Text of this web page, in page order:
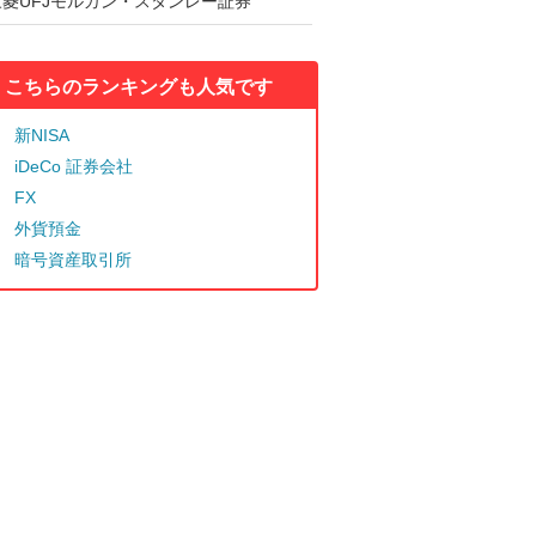
こちらのランキングも人気です
新NISA
iDeCo 証券会社
FX
外貨預金
暗号資産取引所